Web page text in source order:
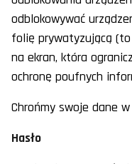
odblokowywać
folię prywatyzującą
na ekran, która
ochronę poufnych
Chrońmy swoje dane
Hasło